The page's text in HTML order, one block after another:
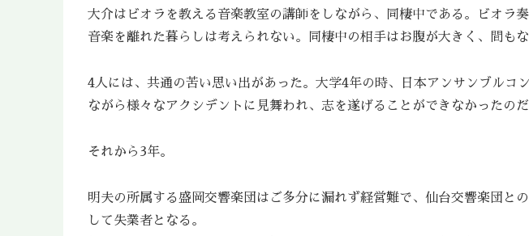
大介はビオラを教える音楽教室の講師をしながら、同棲中である。ビオラ
音楽を離れた暮らしは考えられない。同棲中の相手はお腹が大きく、間もな
4人には、共通の苦い思い出があった。大学4年の時、日本アンサンブルコ
ながら様々なアクシデントに見舞われ、志を遂げることができなかったのだ
それから3年。
明夫の所属する盛岡交響楽団はご多分に漏れず経営難で、仙台交響楽団と
して失業者となる。